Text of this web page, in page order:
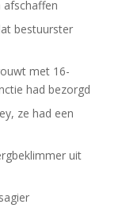
afschaffen
bestuurster
met 16-
had bezorgd
ze had een
uit